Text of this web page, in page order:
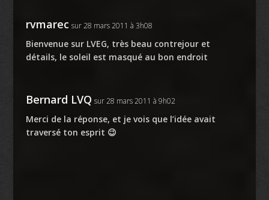
rvmarec sur 28 mars 2011 à 3h08
Bienvenue sur LVEG, très beau contrejour et
détails, le soleil est masqué au bon endroit
Bernard LVQ sur 28 mars 2011 à 9h02
Merci de la réponse, et je vois que l’idée avait
traversé ton esprit 😉